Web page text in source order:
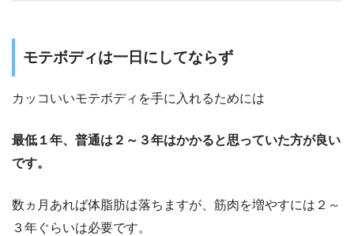
モテボディは一日にしてならず
カッコいいモテボディを手に入れるためには
最低１年、普通は２～３年はかかると思っていた方が良い
です。
数ヵ月あれば体脂肪は落ちますが、筋肉を増やすには２～
３年ぐらいは必要です。